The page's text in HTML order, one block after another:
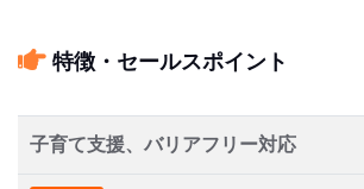
特徴・セールスポイント
子育て支援、バリアフリー対応